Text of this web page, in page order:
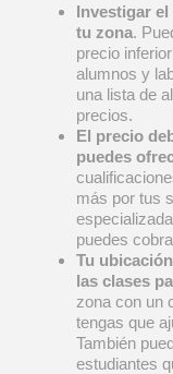
Investigar
tu zona.
precio
alumnos y
una lista de
precios.
El precio
puedes
más por tus
puedes
Tu
las clases
zona con un
tengas que
También
estudiantes